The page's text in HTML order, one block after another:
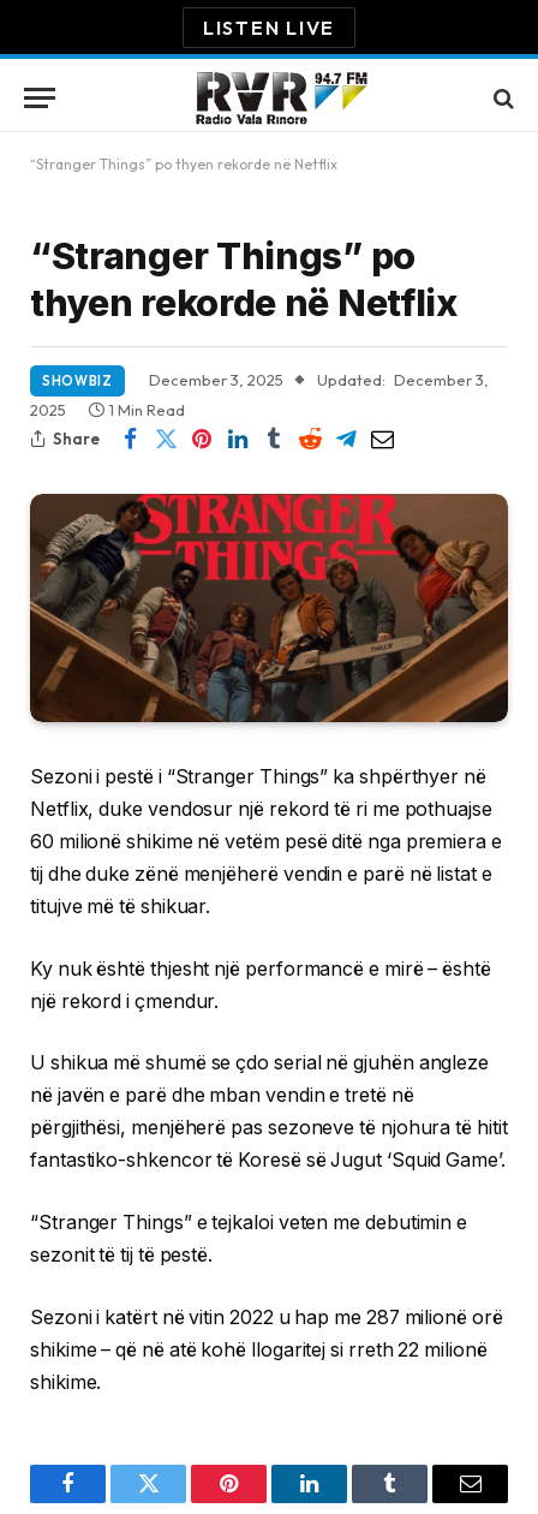
LISTEN LIVE
“Stranger Things” po thyen rekorde në Netflix
“Stranger Things” po
thyen rekorde në Netflix
SHOWBIZ December 3, 2025 Updated: December 3,
2025
1 Min Read
Share
Sezoni i pestë i “Stranger Things” ka shpërthyer në
Netflix, duke vendosur një rekord të ri me pothuajse
60 milionë shikime në vetëm pesë ditë nga premiera e
tij dhe duke zënë menjëherë vendin e parë në listat e
titujve më të shikuar.
Ky nuk është thjesht një performancë e mirë – është
një rekord i çmendur.
U shikua më shumë se çdo serial në gjuhën angleze
në javën e parë dhe mban vendin e tretë në
përgjithësi, menjëherë pas sezoneve të njohura të hitit
fantastiko-shkencor të Koresë së Jugut ‘Squid Game’.
“Stranger Things” e tejkaloi veten me debutimin e
sezonit të tij të pestë.
Sezoni i katërt në vitin 2022 u hap me 287 milionë orë
shikime – që në atë kohë llogaritej si rreth 22 milionë
shikime.
FacebookTwitter Pinterest LinkedInTumblr Email